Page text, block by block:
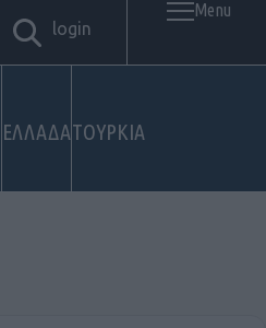
ΕΛΛΑΔΑΤΟΥΡΚΙΑ
login
Menu